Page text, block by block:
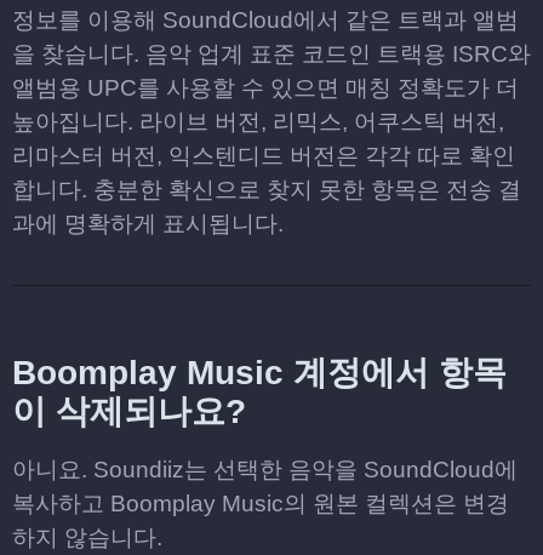
정보를 이용해 SoundCloud에서 같은 트랙과 앨범
을 찾습니다. 음악 업계 표준 코드인 트랙용 ISRC와
앨범용 UPC를 사용할 수 있으면 매칭 정확도가 더
높아집니다. 라이브 버전, 리믹스, 어쿠스틱 버전,
리마스터 버전, 익스텐디드 버전은 각각 따로 확인
합니다. 충분한 확신으로 찾지 못한 항목은 전송 결
과에 명확하게 표시됩니다.
Boomplay Music 계정에서 항목
이 삭제되나요?
아니요. Soundiiz는 선택한 음악을 SoundCloud에
복사하고 Boomplay Music의 원본 컬렉션은 변경
하지 않습니다.